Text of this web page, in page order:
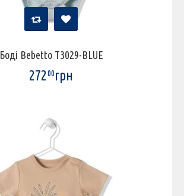
Боді Bebetto T3029-BLUE
27200грн